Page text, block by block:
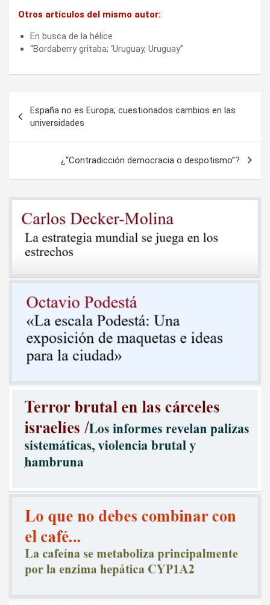
Otros artículos del mismo autor:
En busca de la hélice
“Bordaberry gritaba; ‘Uruguay, Uruguay”
de
entradas
España no es Europa; cuestionados cambios en las
universidades
¿“Contradicción democracia o despotismo”?